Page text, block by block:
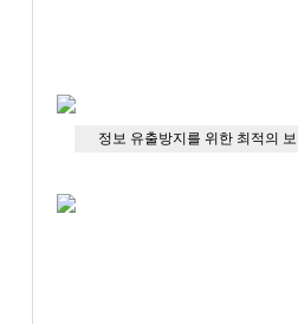
정보 유출방지를 위한 최적의